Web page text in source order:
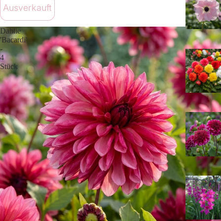
Ausverkauft
Dahlie
'Bacardi'
-
4
Stück